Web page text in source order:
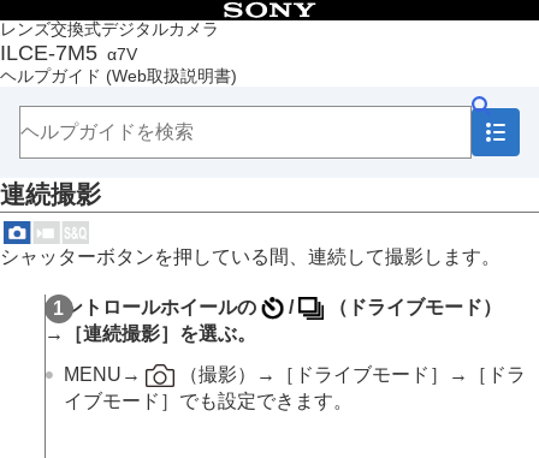
レンズ交換式デジタルカメラ
ILCE-7M5 α7V
ヘルプガイド (Web取扱説明書)
目次
トップページ
ヘルプガイドの使いかた
本体と付属品を確認する
本機の基本操作
準備/基本的な撮影
MENU一覧から機能を探す
撮影機能を活用する
撮影モードを選ぶ
自分撮り動画やVlog撮影に便利な機能
フォーカス（ピント）を合わせる
被写体認識AF
連続撮影
シャッターボタンを押している間、連続して撮影します。
コントロールホイールの / （ ドライブモード）
→
［連続撮影］ を選ぶ。
MENU → （撮影）→ ［ドライブモード］ →
［ドラ
イブモード］ でも設定できます。